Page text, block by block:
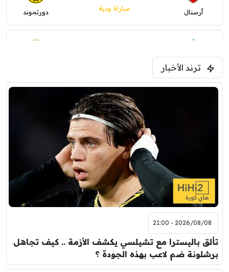
آرسنال مباراة ودية دورتموند
ليفربول
ترند الأخبار
2026/08/08 - 21:00
تألق باليسترا مع تشيلسي يكشف الأزمة .. كيف تجاهل
برشلونة ضم لاعب بهذه الجودة ؟